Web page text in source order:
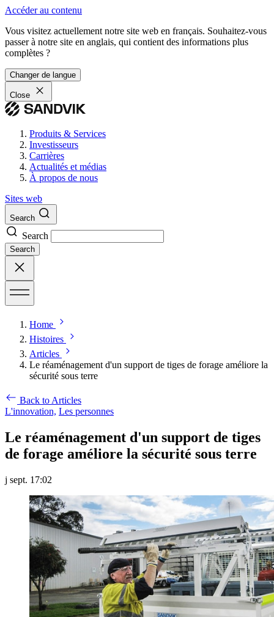
Accéder au contenu
Vous visitez actuellement notre site web en français. Souhaitez-vous
passer à notre site en anglais, qui contient des informations plus
complètes ?
Changer de langue
Close
Produits & Services
Investisseurs
Carrières
Actualités et médias
À propos de nous
Sites web
Search
Search
Search
Home
Histoires
Articles
Le réaménagement d'un support de tiges de forage améliore la
sécurité sous terre
Back to Articles
L'innovation, Les personnes
Le réaménagement d'un support de tiges
de forage améliore la sécurité sous terre
j sept. 17:02